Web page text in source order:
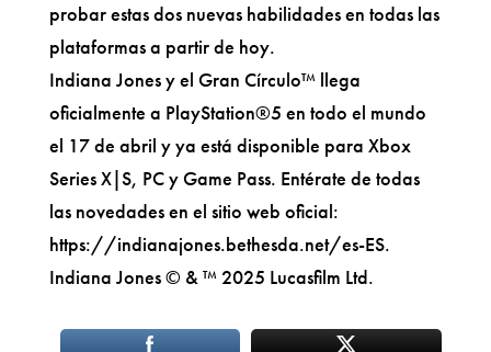
probar estas dos nuevas habilidades en todas las
plataformas a partir de hoy.
Indiana Jones y el Gran Círculo™ llega
oficialmente a PlayStation®5 en todo el mundo
el 17 de abril y ya está disponible para Xbox
Series X|S, PC y Game Pass. Entérate de todas
las novedades en el sitio web oficial:
https://indianajones.bethesda.net/es-ES.
Indiana Jones © & ™ 2025 Lucasfilm Ltd.